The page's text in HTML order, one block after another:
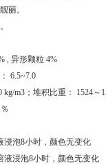
丽。
, 异形颗粒 4%
6.5~7.0
m3；堆积比重： 1524～
泡8小时，颜色无变化
浸泡8小时，颜色无变化